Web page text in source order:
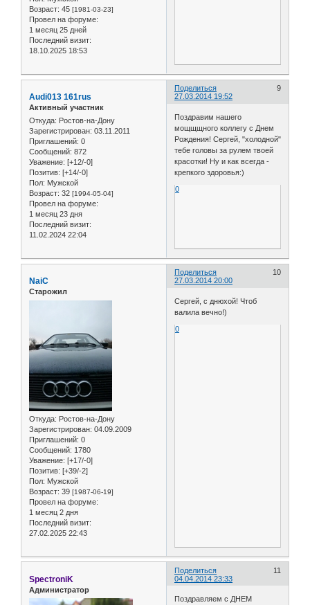
Возраст: 45 [1981-03-23]
Провел на форуме:
1 месяц 25 дней
Последний визит:
18.10.2025 18:53
Поделиться
9
27.03.2014 19:52
Audi013 161rus
Активный участник
Откуда: Ростов-на-Дону
Зарегистрирован: 03.11.2011
Приглашений: 0
Сообщений: 872
Уважение: [+12/-0]
Позитив: [+14/-0]
Пол: Мужской
Возраст: 32 [1994-05-04]
Провел на форуме:
1 месяц 23 дня
Последний визит:
11.02.2024 22:04
Поздравим нашего
мощщщного коллегу с Днем
Рождения! Сергей, "холодной"
тебе головы за рулем твоей
красотки! Ну и как всегда -
крепкого здоровья:)
0
Поделиться
10
27.03.2014 20:00
NaiC
Старожил
Откуда: Ростов-на-Дону
Зарегистрирован: 04.09.2009
Приглашений: 0
Сообщений: 1780
Уважение: [+17/-0]
Позитив: [+39/-2]
Пол: Мужской
Возраст: 39 [1987-06-19]
Провел на форуме:
1 месяц 2 дня
Последний визит:
27.02.2025 22:43
Сергей, с днюхой! Чтоб
валила вечно!)
0
Поделиться
11
04.04.2014 23:33
SpectroniK
Администратор
Поздравляем с ДНЕМ